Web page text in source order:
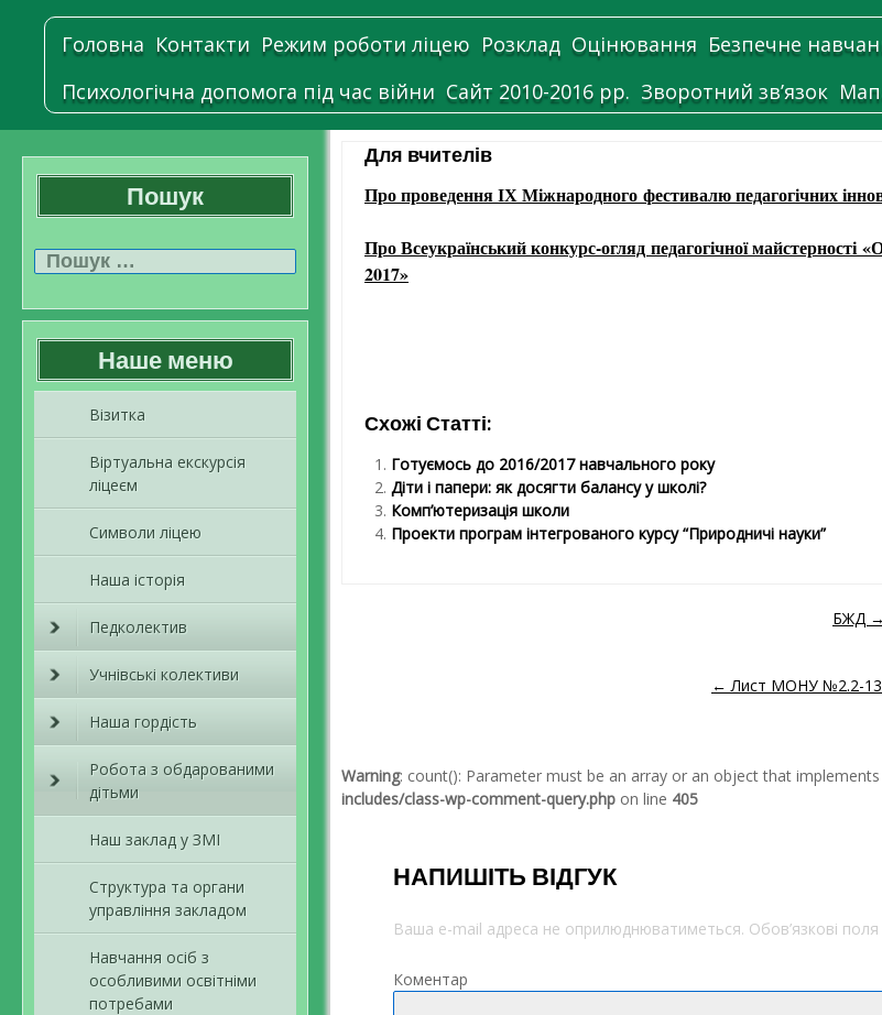
Головна Контакти Режим роботи ліцею Розклад Оцінювання Безпечне
Психологічна допомога під час війни Сайт 2010-2016 рр. Зворотний зв’язок
Пошук
Наше меню
Візитка
Віртуальна екскурсія
ліцеєм
Символи ліцею
Наша історія
Педколектив
Учнівські колективи
Наша гордість
Робота з обдарованими
дітьми
Наш заклад у ЗМІ
Структура та органи
управління закладом
Навчання осіб з
особливими освітніми
потребами
Для вчителів
Про проведення ІХ Міжнародного фестивалю педагогічних
ПроВсеукраїнський конкурс-огляд педагогічної майстерності
2017»
Схожі Статті:
Готуємось до 2016/2017 навчального року
Діти і папери: як досягти балансу у школі?
Комп’ютеризація школи
Проекти програм інтегрованого курсу “Природничі науки”
БЖД →
← Лист МОНУ №2.2-
Warning: count(): Parameter must be an array or an object that
includes/class-wp-comment-query.php on line 405
НАПИШІТЬ ВІДГУК
Ваша e-mail адреса не оприлюднюватиметься. Обов’язкові
Коментар